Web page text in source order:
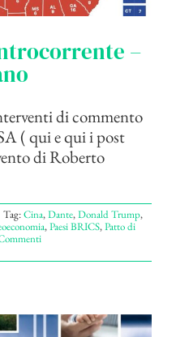
–
di commento
( qui e qui i post
di Roberto
Tag:Cina,Dante,Donald Trump,
,Paesi BRICS,Patto di